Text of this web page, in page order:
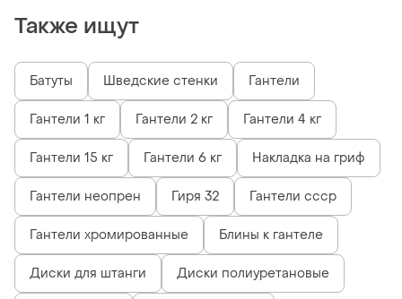
Также ищут
Батуты Шведские стенки Гантели
Гантели 1 кг Гантели 2 кг Гантели 4 кг
Гантели 15 кг Гантели 6 кг Накладка на гриф
Гантели неопрен Гиря 32 Гантели ссср
Гантели хромированные Блины к гантеле
Диски для штанги Диски полиуретановые